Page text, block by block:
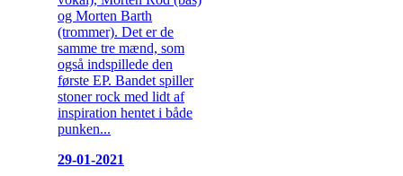
og Morten Barth
(trommer). Det er de
samme tre mænd, som
også indspillede den
første EP. Bandet spiller
stoner rock med lidt af
inspiration hentet i både
punken...
29-01-2021